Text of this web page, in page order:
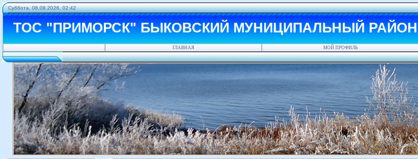
Суббота, 08.08.2026, 02:42
ТОС "ПРИМОРСК" БЫКОВСКИЙ МУНИЦИПАЛЬНЫЙ РАЙОН
ГЛАВНАЯ МОЙ ПРОФИЛЬ